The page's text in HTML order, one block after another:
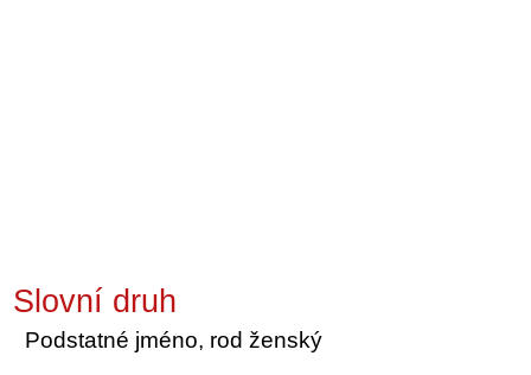
Slovní druh
Podstatné jméno, rod ženský